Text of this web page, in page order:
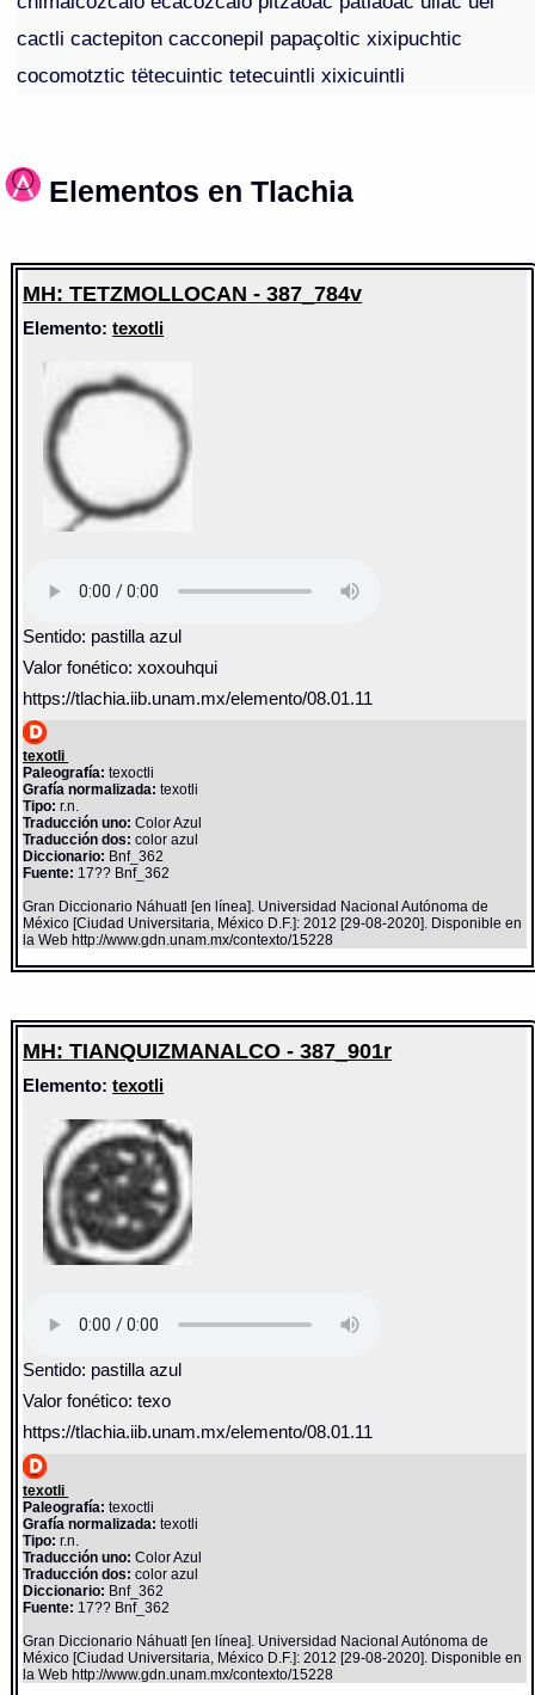
cactli cactepiton cacconepil papaçoltic xixipuchtic
cocomotztic tëtecuintic tetecuintli xixicuintli
Elementos en Tlachia
MH: TETZMOLLOCAN - 387_784v
Elemento:texotli
Sentido: pastilla azul
Valor fonético: xoxouhqui
https://tlachia.iib.unam.mx/elemento/08.01.11
texotli
Paleografía: texoctli
Grafía normalizada: texotli
Tipo: r.n.
Traducción uno: Color Azul
Traducción dos: color azul
Diccionario: Bnf_362
Fuente: 17?? Bnf_362
Gran Diccionario Náhuatl [en línea]. Universidad Nacional Autónoma de
México [Ciudad Universitaria, México D.F.]: 2012 [29-08-2020]. Disponible en
la Web http://www.gdn.unam.mx/contexto/15228
MH: TIANQUIZMANALCO - 387_901r
Elemento:texotli
Sentido: pastilla azul
Valor fonético: texo
https://tlachia.iib.unam.mx/elemento/08.01.11
texotli
Paleografía: texoctli
Grafía normalizada: texotli
Tipo: r.n.
Traducción uno: Color Azul
Traducción dos: color azul
Diccionario: Bnf_362
Fuente: 17?? Bnf_362
Gran Diccionario Náhuatl [en línea]. Universidad Nacional Autónoma de
México [Ciudad Universitaria, México D.F.]: 2012 [29-08-2020]. Disponible en
la Web http://www.gdn.unam.mx/contexto/15228